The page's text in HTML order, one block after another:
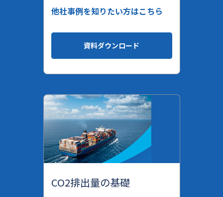
他社事例を知りたい方はこちら
資料ダウンロード
CO2排出量の基礎